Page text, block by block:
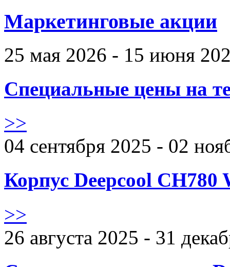
Маркетинговые акции
25 мая 2026 - 15 июня
Специальные цены на
>>
04 сентября 2025 - 02
Корпус Deepcool CH780
>>
26 августа 2025 - 31